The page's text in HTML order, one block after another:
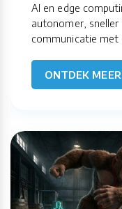
AI en edge
autonomer,
communicatie met
ONTDEK MEER